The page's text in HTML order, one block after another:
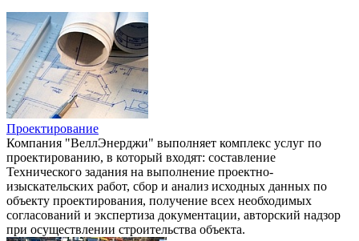
Проектирование
Компания "ВеллЭнерджи" выполняет комплекс услуг по
проектированию, в который входят: составление
Технического задания на выполнение проектно-
изыскательских работ, сбор и анализ исходных данных по
объекту проектирования, получение всех необходимых
согласований и экспертиза документации, авторский надзор
при осуществлении строительства объекта.